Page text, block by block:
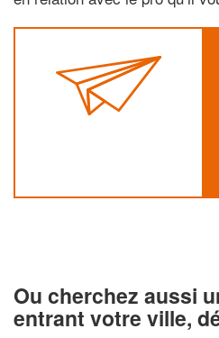
Ou cherchez aussi
entrant votre ville,